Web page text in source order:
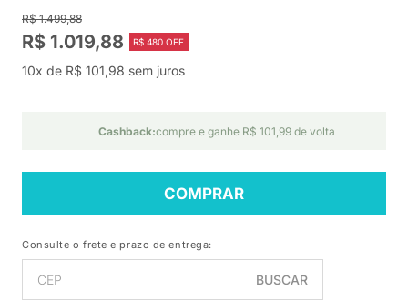
R$ 1.499,88
R$ 1.019,88 R$ 480 OFF
10x de R$ 101,98 sem juros
Cashback:compre e ganhe R$ 101,99 de volta
COMPRAR
Consulte o frete e prazo de entrega:
BUSCAR